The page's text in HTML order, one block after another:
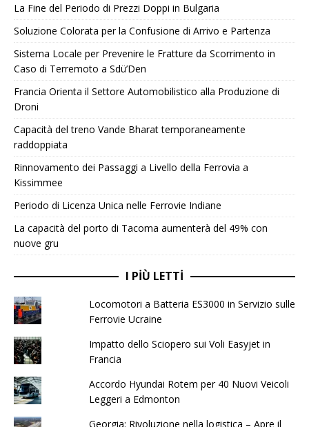
La Fine del Periodo di Prezzi Doppi in Bulgaria
Soluzione Colorata per la Confusione di Arrivo e Partenza
Sistema Locale per Prevenire le Fratture da Scorrimento in
Caso di Terremoto a Sdü’Den
Francia Orienta il Settore Automobilistico alla Produzione di
Droni
Capacità del treno Vande Bharat temporaneamente
raddoppiata
Rinnovamento dei Passaggi a Livello della Ferrovia a
Kissimmee
Periodo di Licenza Unica nelle Ferrovie Indiane
La capacità del porto di Tacoma aumenterà del 49% con
nuove gru
I PIÙ LETTI
Locomotori a Batteria ES3000 in Servizio sulle
Ferrovie Ucraine
Impatto dello Sciopero sui Voli Easyjet in
Francia
Accordo Hyundai Rotem per 40 Nuovi Veicoli
Leggeri a Edmonton
Georgia: Rivoluzione nella logistica – Apre il